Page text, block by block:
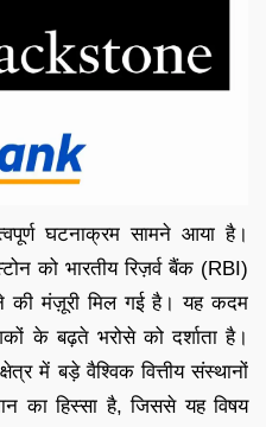
घटनाक्रम सामने आया है।
को भारतीय रिज़र्व बैंक (RBI)
की मंज़ूरी मिल गई है। यह कदम
के बढ़ते भरोसे को दर्शाता है।
में बड़े वैश्विक वित्तीय संस्थानों
का हिस्सा है, जिससे यह विषय